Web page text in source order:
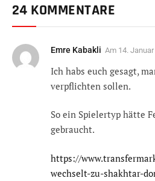
24 KOMMENTARE
Emre Kabakli Am 14.
Ich habs euch gesagt,
verpflichten sollen.
So ein Spielertyp hätte
gebraucht.
https://
wechselt-zu-shakhtar-